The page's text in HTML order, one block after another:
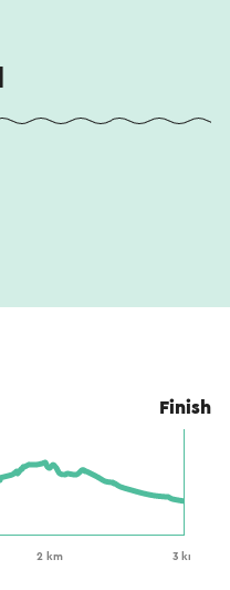
Finish